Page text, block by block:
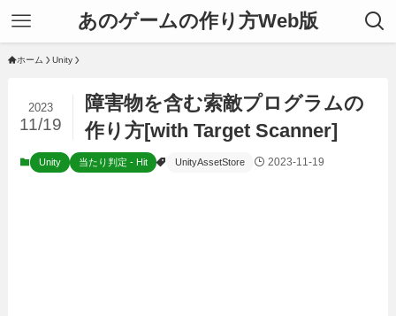
あのゲームの作り方Web版
ホーム Unity
障害物を含む索敵プログラムの
作り方[with Target Scanner]
2023
11/19
Unity 当たり判定 - Hit UnityAssetStore 2023-11-19